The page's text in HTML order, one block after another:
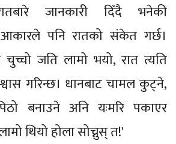
जानकारी दिँदै भनेकी
आकारले पनि रातको संकेत गर्छ।
जति लामो भयो, रात त्यति
गरिन्छ। धानबाट चामल कुट्ने,
बनाउने अनि यःमरि पकाएर
थियो होला सोच्नुस् त!'